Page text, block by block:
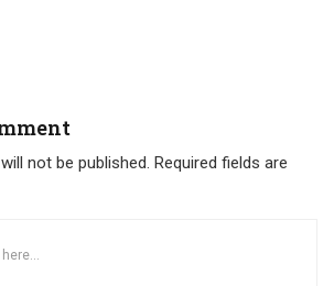
not be published. Required fields are